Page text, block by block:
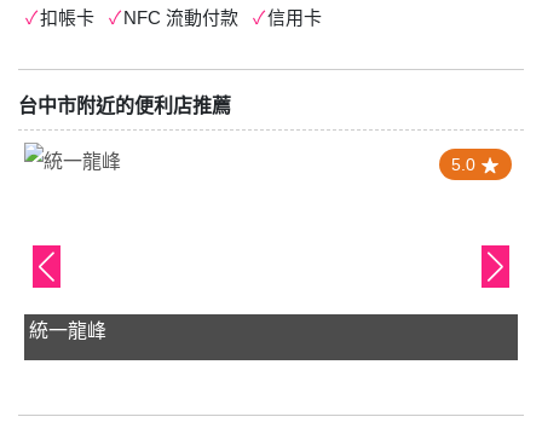
扣帳卡 NFC 流動付款 信用卡
台中市附近的便利店推薦
4.0
蝦皮店到店 龍井中社店